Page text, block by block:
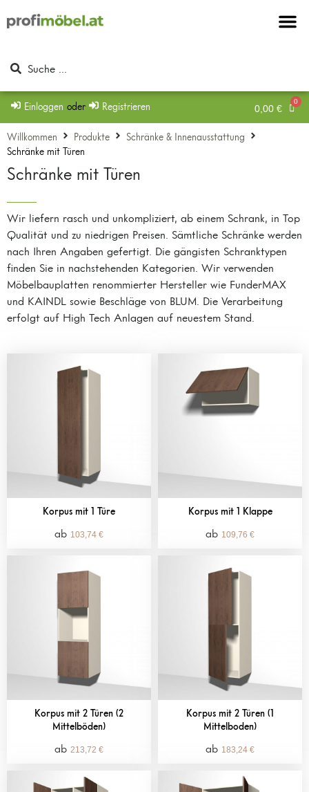
Einloggen oder Registrieren 0,00 €
Willkommen Produkte
Schränke & Innenausstattung
Schränke mit Türen
Schränke mit Türen
Wir liefern rasch und unkompliziert, ab einem Schrank, in Top
Qualität und zu niedrigen Preisen. Sämtliche Schränke werden
nach Ihren Angaben gefertigt. Die gängisten Schranktypen
finden Sie in nachstehenden Kategorien. Wir verwenden
Möbelbauplatten renommierter Hersteller wie FunderMAX
und KAINDL sowie Beschläge von BLUM. Die Verarbeitung
erfolgt auf High Tech Anlagen auf neuestem Stand.
Korpus mit 1 Türe
103,74 €
Korpus mit 1 Klappe
109,76 €
Korpus mit 2 Türen (2
Mittelböden)
213,72 €
Korpus mit 2 Türen (1
Mittelboden)
183,24 €